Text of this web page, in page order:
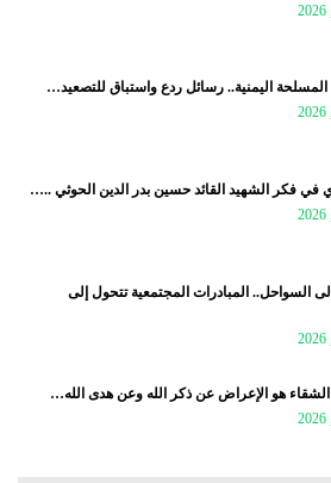
المسلحة اليمنية.. رسائل ردع واستباق للتصعيد…
في فكر الشهيد القائد حسين بدر الدين الحوثي ..…
السواحل.. المبادرات المجتمعية تتحول إلى
الشقاء هو الإعراض عن ذكر الله وعن هدى الله…